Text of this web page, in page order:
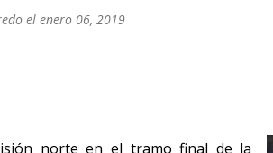
el enero 06, 2019
norte en el tramo final de la